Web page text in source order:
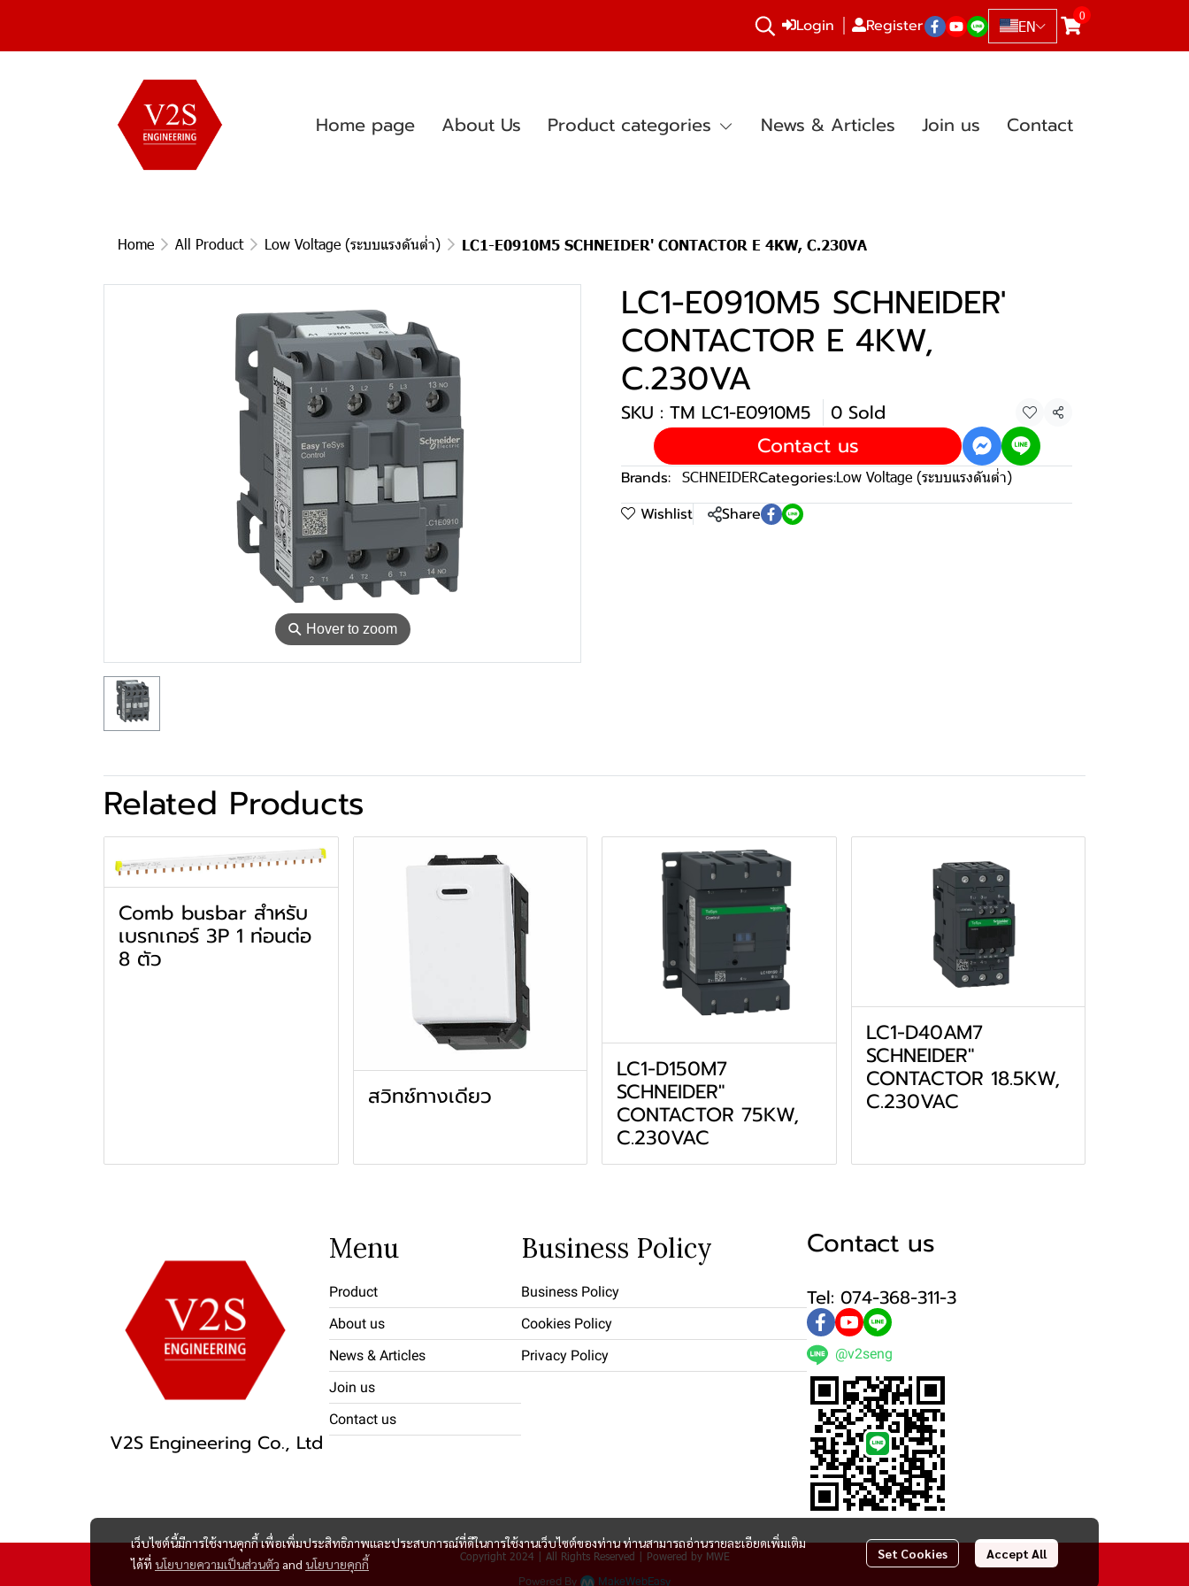
Login Register EN
0
Home page About Us Product categories News & Articles Join us Contact
Home All Product Low Voltage (ระบบแรงดันต่ำ) LC1-E0910M5 SCHNEIDER' CONTACTOR E 4KW, C.230VA
⚲ Hover to zoom
LC1-E0910M5 SCHNEIDER'
CONTACTOR E 4KW,
C.230VA
SKU : TM LC1-E0910M5 0 Sold
Share
Contact us
Brands: SCHNEIDERCategories:Low Voltage (ระบบแรงดันต่ำ)
Wishlist Share
Related Products
Comb busbar สำหรับ
เบรกเกอร์ 3P 1 ท่อนต่อ
8 ตัว
สวิทช์ทางเดียว
LC1-D150M7
SCHNEIDER"
CONTACTOR 75KW,
C.230VAC
LC1-D40AM7
SCHNEIDER"
CONTACTOR 18.5KW,
C.230VAC
เว็บไซต์นี้มีการใช้งานคุกกี้ เพื่อเพิ่มประสิทธิภาพและประสบการณ์ที่ดีในการใช้งานเว็บไซต์ของท่าน ท่านสามารถอ่านรายละเอียดเพิ่มเติม
ได้ที่ นโยบายความเป็นส่วนตัว and นโยบายคุกกี้
Set Cookies Accept All
V2S Engineering Co., Ltd
Menu
Product
About us
News & Articles
Join us
Contact us
Business Policy
Business Policy
Cookies Policy
Privacy Policy
Contact us
Tel: 074-368-311-3
@v2seng
Copyright 2024 | All Rights Reserved | Powered by MWE
Powered By MakeWebEasy